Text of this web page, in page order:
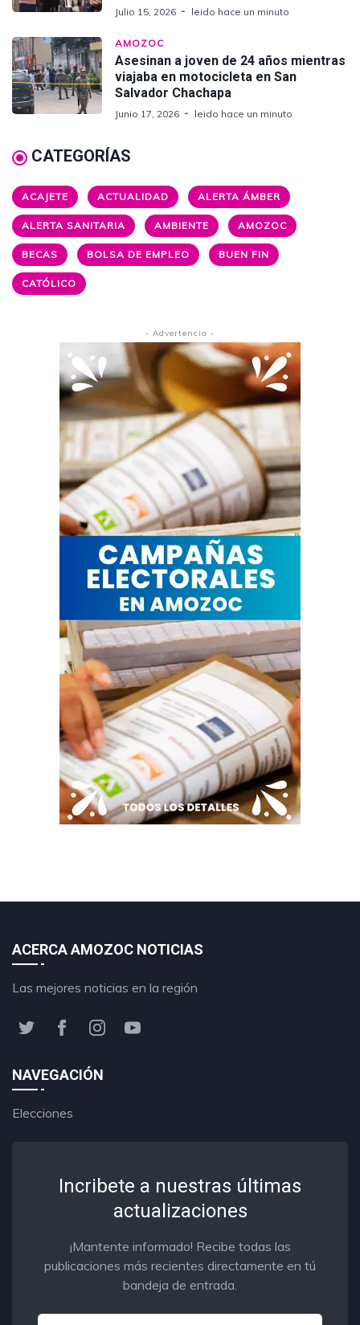
Julio 15, 2026 leido hace un minuto
AMOZOC
Asesinan a joven de 24 años mientras
viajaba en motocicleta en San
Salvador Chachapa
Junio 17, 2026 leido hace un minuto
CATEGORÍAS
ACAJETE ACTUALIDAD ALERTA ÁMBER
ALERTA SANITARIA AMBIENTE AMOZOC
BECAS BOLSA DE EMPLEO BUEN FIN
CATÓLICO
- Advertencia -
ACERCA AMOZOC NOTICIAS
Las mejores noticias en la región
NAVEGACIÓN
Elecciones
Incribete a nuestras últimas
actualizaciones
¡Mantente informado! Recibe todas las
publicaciones más recientes directamente en tú
bandeja de entrada.